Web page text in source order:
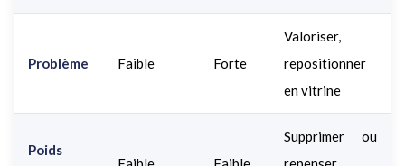
Problème Faible Forte
Valoriser,
repositionner
en vitrine
Poids
Supprimer ou